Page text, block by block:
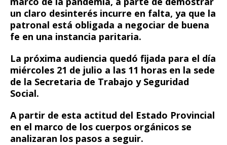
un claro desinterés incurre en falta, ya que la
patronal está obligada a negociar de buena
fe en una instancia paritaria.
La próxima audiencia quedó fijada para el día
miércoles 21 de julio a las 11 horas en la sede
de la Secretaria de Trabajo y Seguridad
Social.
A partir de esta actitud del Estado Provincial
en el marco de los cuerpos orgánicos se
analizaran los pasos a seguir.